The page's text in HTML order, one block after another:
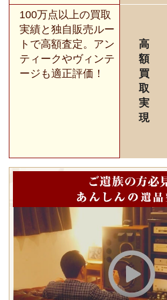
100万点以上の買取
実績と独自販売ルー
トで高額査定。アン
ティークやヴィンテ
ージも適正評価！
高
額
買
取
実
現